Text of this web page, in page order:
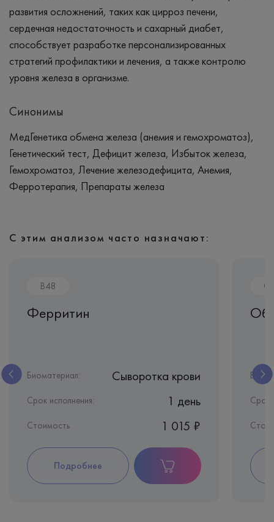
развития осложнений, таких как цирроз печени,
сердечная недостаточность и сахарный диабет,
способствует разработке персонализированных
стратегий профилактики и лечения, а также контролю
уровня железа в организме.
Синонимы
МедГенетика обмена железа (анемия и гемохроматоз),
Генетический тест, Дефицит железа, Избыток железа,
Гемохроматоз, Лечение железодефицита, Анемия,
Ферротерапия, Препараты железа
С этим анализом часто назначают:
B48
Ферритин
Биоматериал: Сыворотка крови
Срок исполнения: 1 день
Стоимость 1 015 ₽
Подробнее
Срок